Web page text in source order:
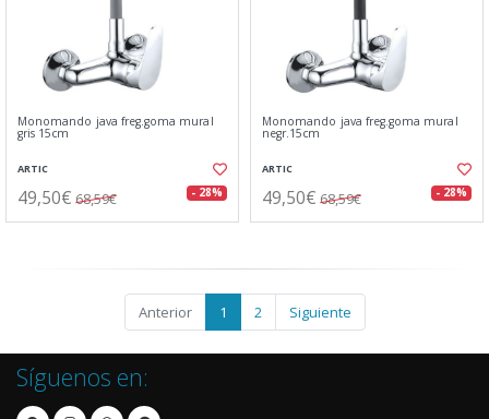
Monomando java freg.goma mural
gris 15cm
ARTIC
49,50€ 68,59€ - 28%
Monomando java freg.goma mural
negr.15cm
ARTIC
49,50€ 68,59€ - 28%
Anterior 1 2 Siguiente
Síguenos en: